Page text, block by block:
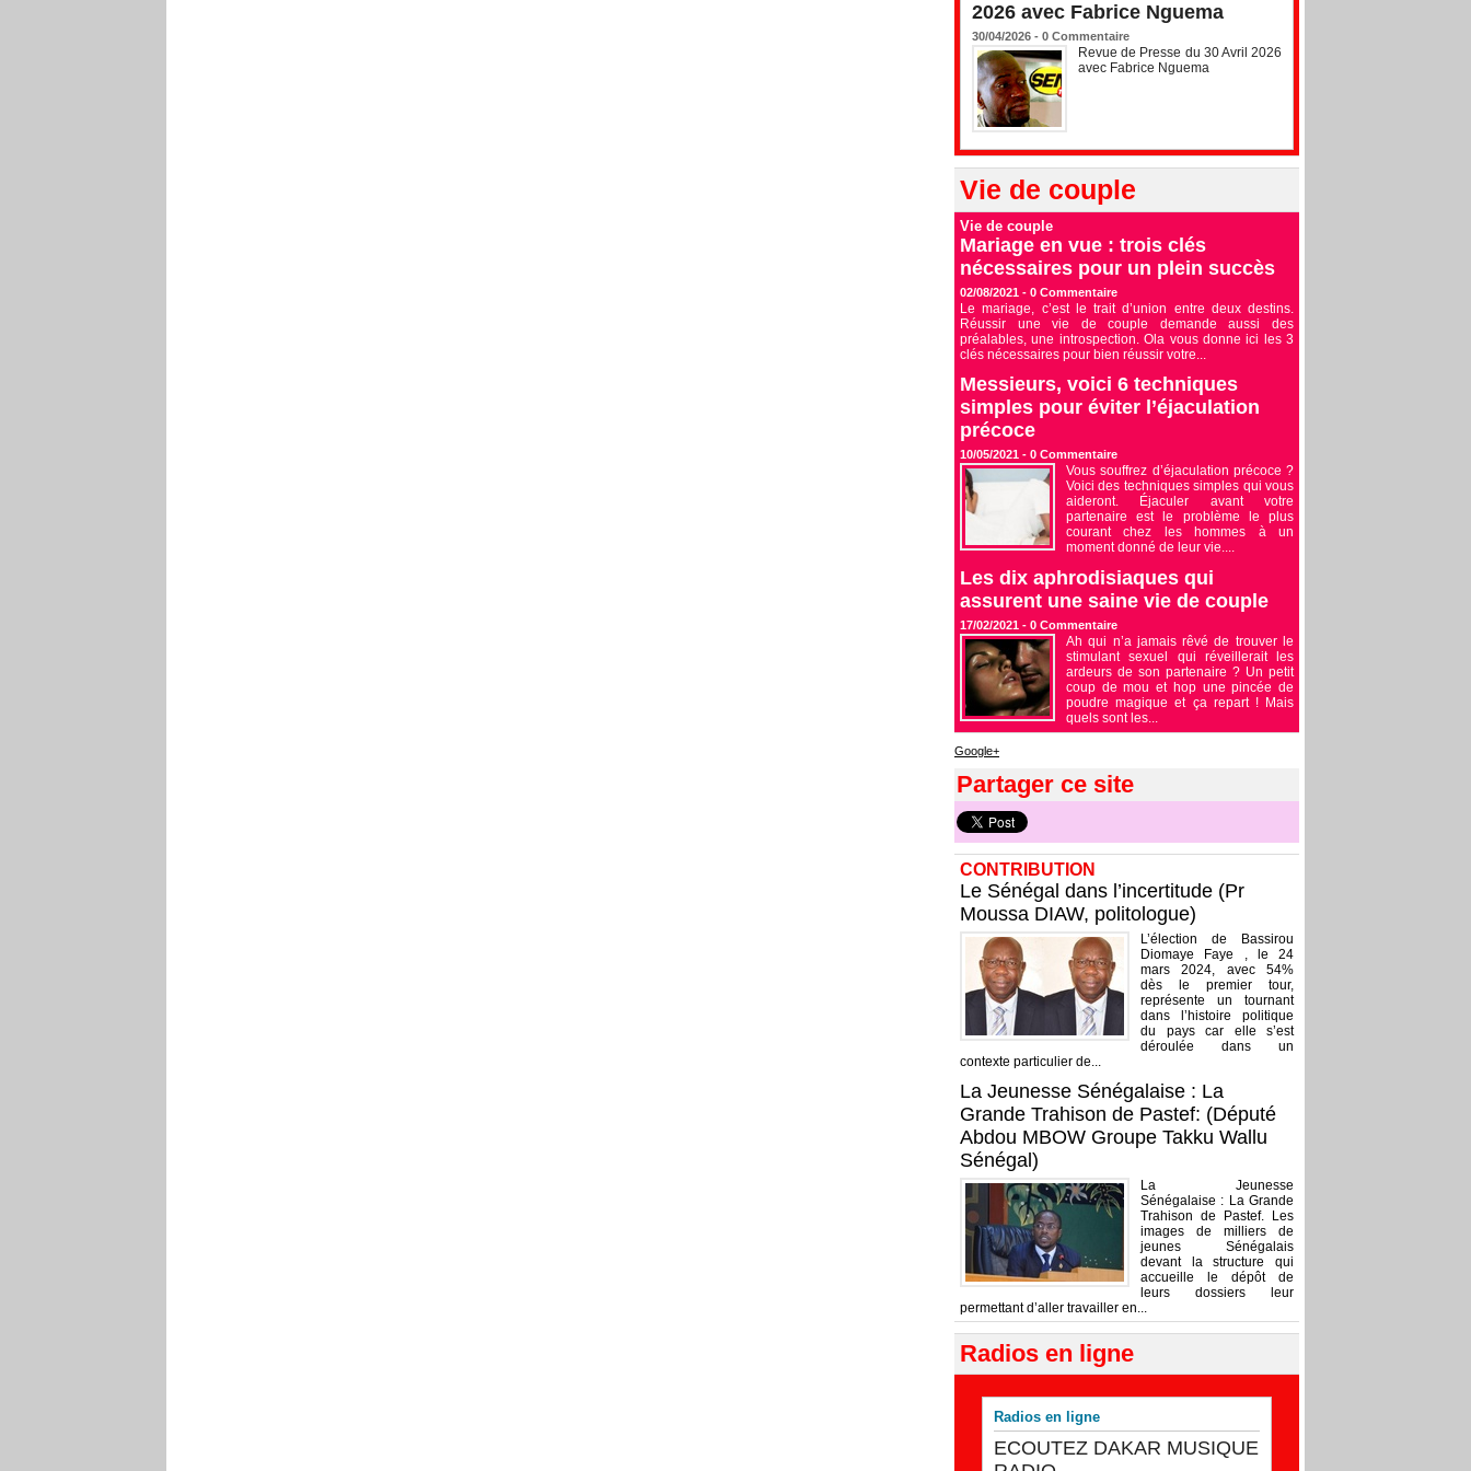
2026 avec Fabrice Nguema
30/04/2026 - 0 Commentaire
Revue de Presse du 30 Avril 2026
avec Fabrice Nguema
Vie de couple
Vie de couple
Mariage en vue : trois clés
nécessaires pour un plein succès
02/08/2021 - 0 Commentaire
Le mariage, c’est le trait d’union entre deux destins.
Réussir une vie de couple demande aussi des
préalables, une introspection. Ola vous donne ici les 3
clés nécessaires pour bien réussir votre...
Messieurs, voici 6 techniques
simples pour éviter l’éjaculation
précoce
10/05/2021 - 0 Commentaire
Vous souffrez d’éjaculation précoce ?
Voici des techniques simples qui vous
aideront. Éjaculer avant votre
partenaire est le problème le plus
courant chez les hommes à un
moment donné de leur vie....
Les dix aphrodisiaques qui
assurent une saine vie de couple
17/02/2021 - 0 Commentaire
Ah qui n’a jamais rêvé de trouver le
stimulant sexuel qui réveillerait les
ardeurs de son partenaire ? Un petit
coup de mou et hop une pincée de
poudre magique et ça repart ! Mais
quels sont les...
Google+
Partager ce site
CONTRIBUTION
Le Sénégal dans l’incertitude (Pr
Moussa DIAW, politologue)
L’élection de Bassirou
Diomaye Faye , le 24
mars 2024, avec 54%
dès le premier tour,
représente un tournant
dans l’histoire politique
du pays car elle s’est
déroulée dans un
contexte particulier de...
La Jeunesse Sénégalaise : La
Grande Trahison de Pastef: (Député
Abdou MBOW Groupe Takku Wallu
Sénégal)
La Jeunesse
Sénégalaise : La Grande
Trahison de Pastef. Les
images de milliers de
jeunes Sénégalais
devant la structure qui
accueille le dépôt de
leurs dossiers leur
permettant d’aller travailler en...
Radios en ligne
Radios en ligne
ECOUTEZ DAKAR MUSIQUE